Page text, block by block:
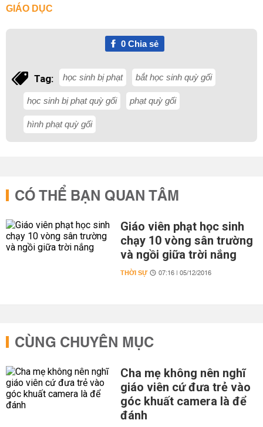
GIÁO DỤC
0Chia sẻ
Tag: học sinh bị phạt bắt học sinh quỳ gối
học sinh bị phạt quỳ gối phạt quỳ gối
hình phạt quỳ gối
CÓ THỂ BẠN QUAN TÂM
Giáo viên phạt học sinh
chạy 10 vòng sân trường
và ngồi giữa trời nắng
THỜI SỰ 07:16 | 05/12/2016
CÙNG CHUYÊN MỤC
Cha mẹ không nên nghĩ
giáo viên cứ đưa trẻ vào
góc khuất camera là để
đánh